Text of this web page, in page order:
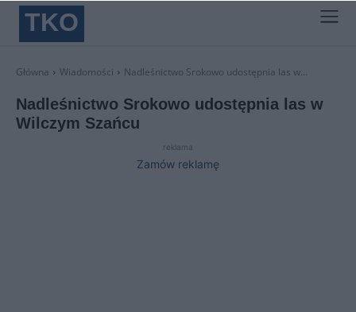
TKO
Główna Wiadomości Nadleśnictwo Srokowo udostępnia las w...
Nadleśnictwo Srokowo udostępnia las w
Wilczym Szańcu
reklama
Zamów reklamę